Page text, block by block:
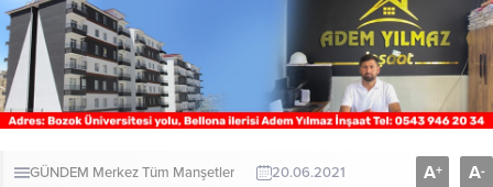
GÜNDEM MerkezTüm Manşetler 20.06.2021 A+ A-